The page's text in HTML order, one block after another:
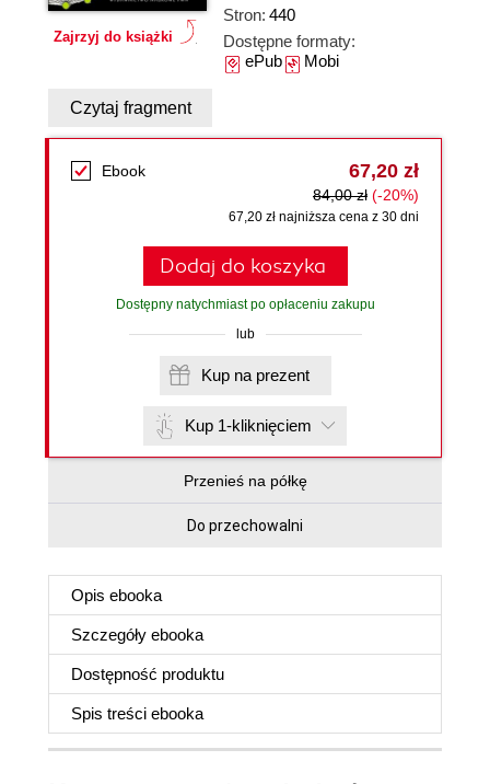
Zajrzyj do książki
Stron: 440
Dostępne formaty:
ePubMobi
Czytaj fragment
Ebook 67,20 zł
84,00 zł (-20%)
67,20 zł najniższa cena z 30 dni
Dodaj do koszyka
Dostępny natychmiast po opłaceniu zakupu
lub
Kup na prezent
Kup 1-kliknięciem
Przenieś na półkę
Do przechowalni
Opis ebooka
Szczegóły ebooka
Dostępność produktu
Spis treści ebooka